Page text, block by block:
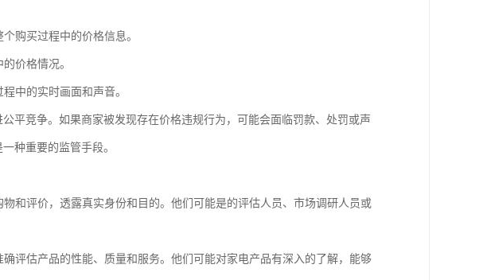
购买过程中的价格信息。
价格情况。
中的实时画面和声音。
平竞争。如果商家被发现存在价格违规行为，可能会面临罚款、处罚或声
种重要的监管手段。
和评价，透露真实身份和目的。他们可能是的评估人员、市场调研人员或
评估产品的性能、质量和服务。他们可能对家电产品有深入的了解，能够